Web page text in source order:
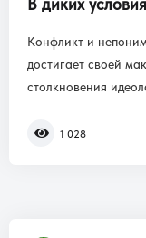
В диких
Конфликт и
достигает своей
столкновения
1 028